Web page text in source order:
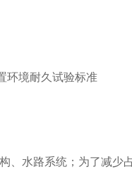
环境耐久试验标准
、水路系统；为了减少